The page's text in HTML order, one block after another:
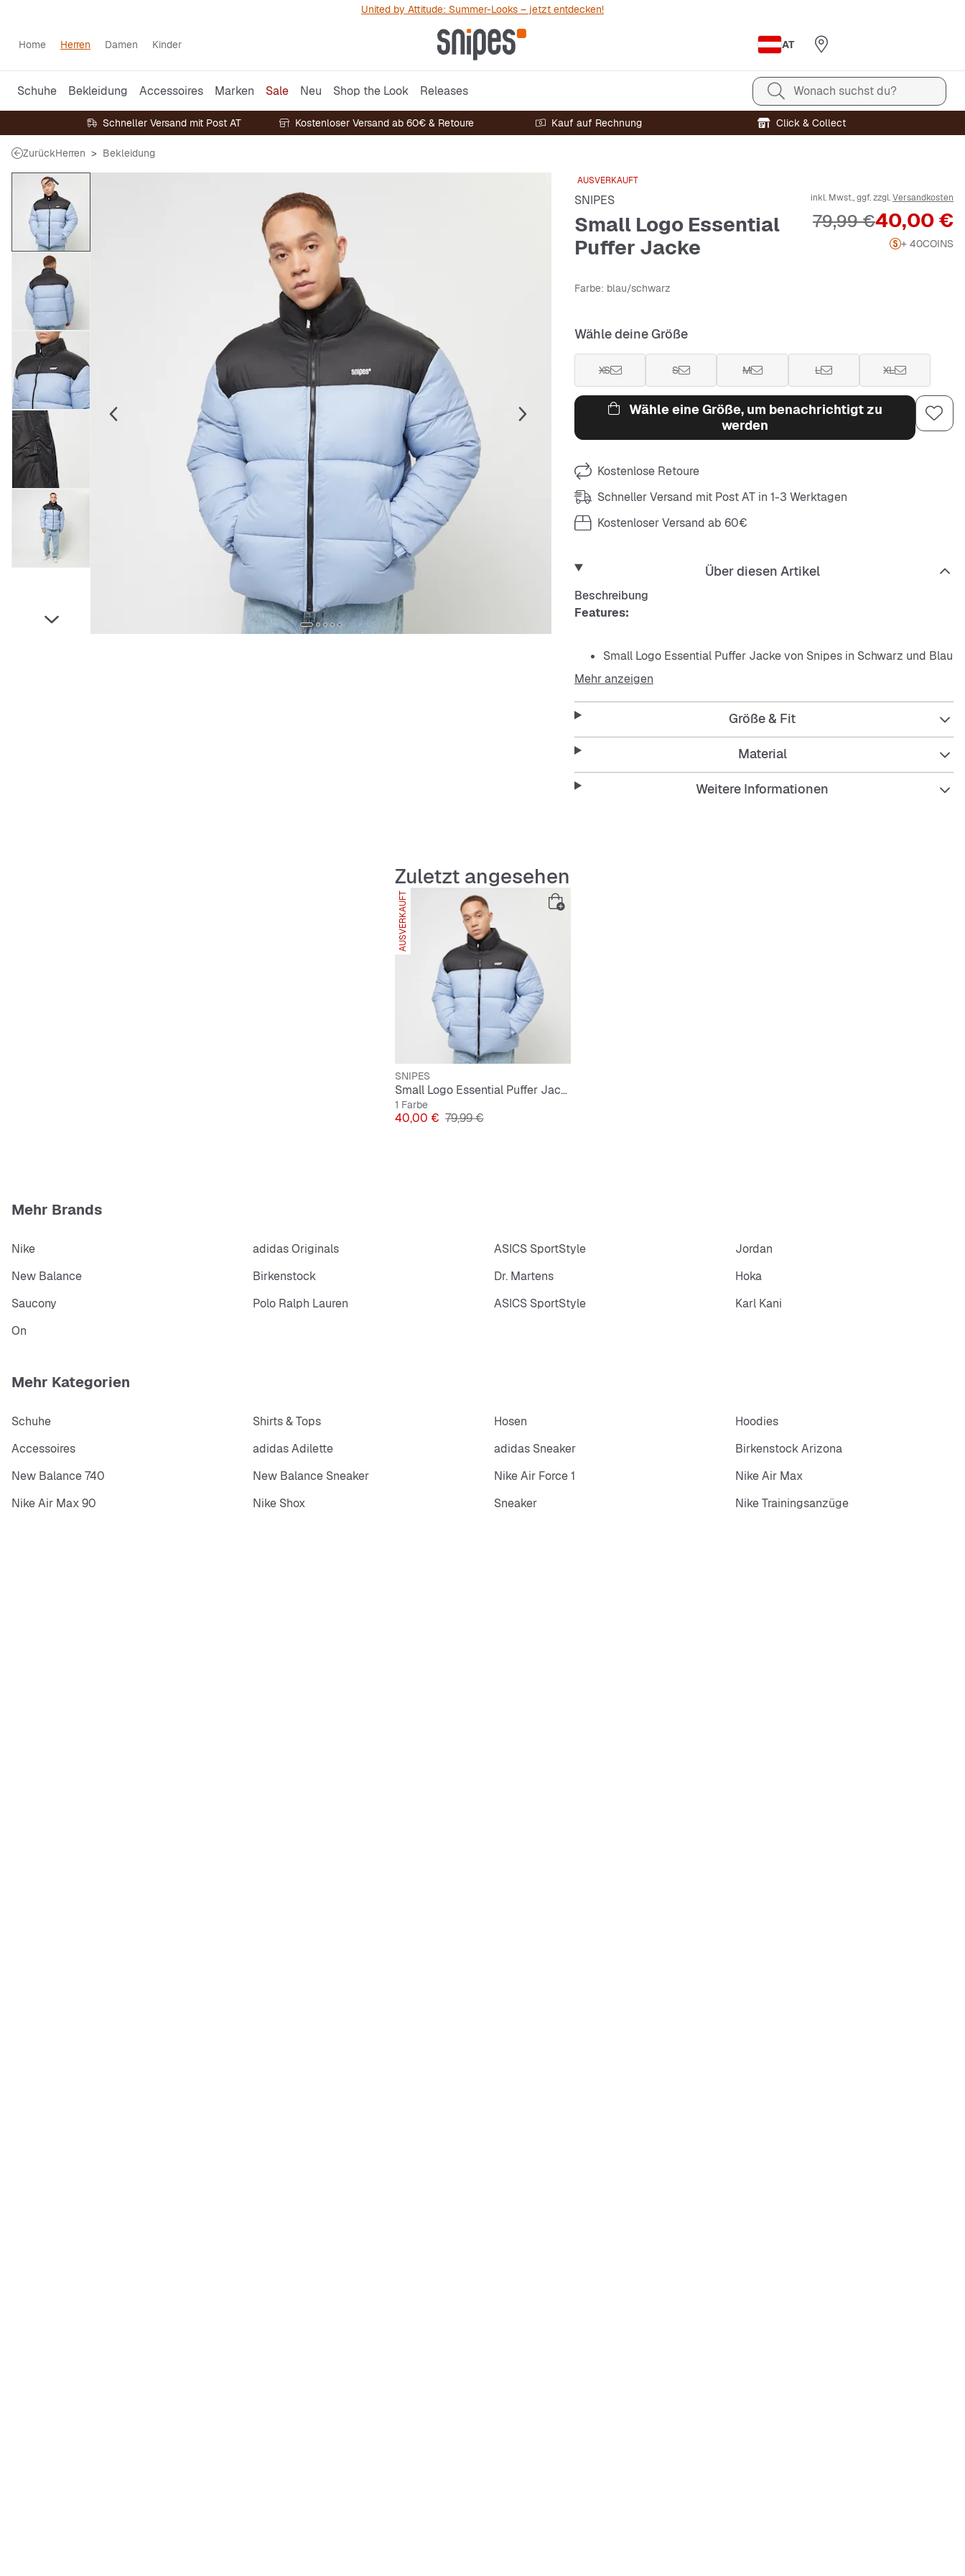
United by Attitude: Summer-Looks – jetzt entdecken!
Home Herren Damen Kinder AT
Schuhe Bekleidung Accessoires Marken Sale Neu Shop the Look Releases Wonach suchst du?
Schneller Versand mit Post AT Kostenloser Versand ab 60€ & Retoure Kauf auf Rechnung Click & Collect
ZurückHerren Bekleidung
AUSVERKAUFT
SNIPES
Small Logo Essential
Puffer Jacke
inkl. Mwst., ggf. zzgl.Versandkosten
Preis
40,00 €
Originalpreis
79,99 €
+ 40COINS
Farbe: blau/schwarz
Wähle deine Größe
XS S M L XL
Wähle eine Größe, um benachrichtigt zu
werden
Kostenlose Retoure
Schneller Versand mit Post AT in 1-3 Werktagen
Kostenloser Versand ab 60€
Über diesen Artikel
Beschreibung
Features:
Small Logo Essential Puffer Jacke von Snipes in Schwarz und Blau
oversized Fit mit weiten Ärmeln
Logo auf der Brust und am Zipper
zwei Taschen an den Seiten und innen
Mehr anzeigen
Größe & Fit
Material
Weitere Informationen
Zuletzt angesehen
AUSVERKAUFT
SNIPES
Small Logo Essential Puffer Jacke
1 Farbe
Preis
40,00 € Originalpreis
79,99 €
Mehr Brands
Nike adidas Originals ASICS SportStyle
Jordan
New Balance
Birkenstock Dr. Martens
Hoka
Saucony
Polo Ralph Lauren ASICS SportStyle
Karl Kani
On
Mehr Kategorien
Schuhe Shirts & Tops Hosen
Hoodies
Accessoires
adidas Adilette adidas Sneaker
Birkenstock Arizona
New Balance 740
New Balance Sneaker Nike Air Force 1
Nike Air Max
Nike Air Max 90
Nike Shox Sneaker Nike Trainingsanzüge